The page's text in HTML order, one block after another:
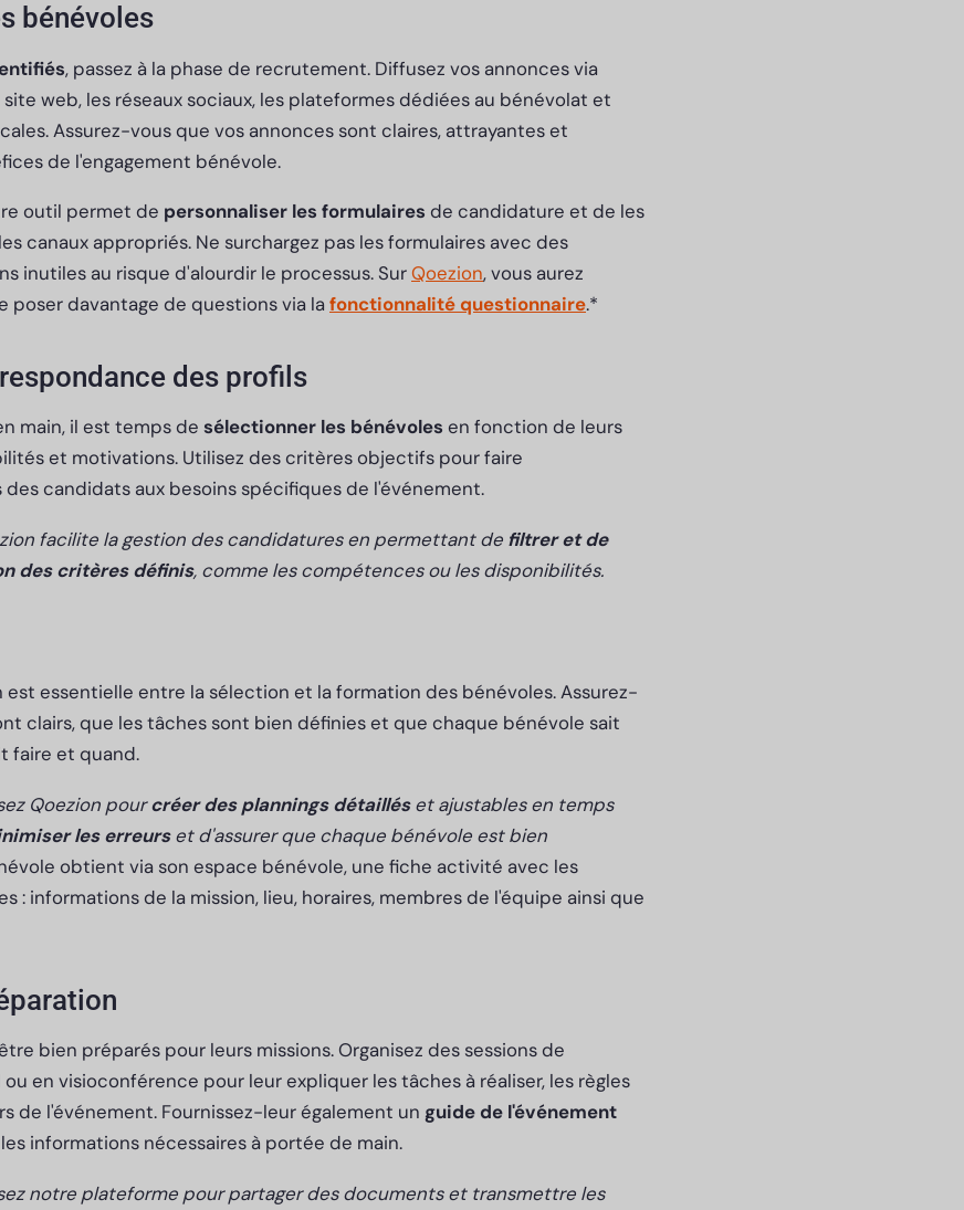
bénévoles
, passez à la phase de recrutement. Diffusez vos annonces via
web, les réseaux sociaux, les plateformes dédiées au bénévolat et
Assurez-vous que vos annonces sont claires, attrayantes et
de l'engagement bénévole.
outil permet de personnaliser les formulaires de candidature et de les
canaux appropriés. Ne surchargez pas les formulaires avec des
inutiles au risque d'alourdir le processus. SurQoezion, vous aurez
poser davantage de questions via la fonctionnalité questionnaire.*
des profils
main, il est temps de sélectionner les bénévoles en fonction de leurs
et motivations. Utilisez des critères objectifs pour faire
candidats aux besoins spécifiques de l'événement.
facilite la gestion des candidatures en permettant de filtrer et de
des critères définis, comme les compétences ou les disponibilités.
essentielle entre la sélection et la formation des bénévoles. Assurez-
clairs, que les tâches sont bien définies et que chaque bénévole sait
faire et quand.
Qoezion pourcréer des plannings détailléset ajustables en temps
les erreurset d'assurer que chaque bénévole est bien
obtient via son espace bénévole, une fiche activité avec les
: informations de la mission, lieu, horaires, membres de l'équipe ainsi que
bien préparés pour leurs missions. Organisez des sessions de
en visioconférence pour leur expliquer les tâches à réaliser, les règles
de l'événement. Fournissez-leur également un guide de l'événement
informations nécessaires à portée de main.
notre plateforme pour partager des documents et transmettre les